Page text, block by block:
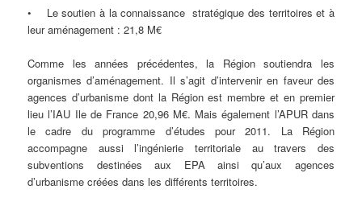
• Le soutien à la connaissance stratégique des territoires et à
leur aménagement : 21,8 M€
Comme les années précédentes, la Région soutiendra les
organismes d’aménagement. Il s’agit d’intervenir en faveur des
agences d’urbanisme dont la Région est membre et en premier
lieu l’IAU Ile de France 20,96 M€. Mais également l’APUR dans
le cadre du programme d’études pour 2011. La Région
accompagne aussi l’ingénierie territoriale au travers des
subventions destinées aux EPA ainsi qu’aux agences
d’urbanisme créées dans les différents territoires.